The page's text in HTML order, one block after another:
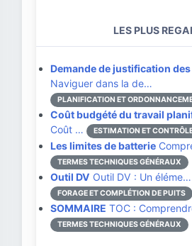
LES PLUS
Demande de justification
Naviguer dans la de…
PLANIFICATION ET
Coût budgété du travail
Coût …
ESTIMATION ET
Les limites de batterie
TERMES TECHNIQUES GÉNÉRAUX
Outil DV Outil DV : Un éléme…
FORAGE ET COMPLÉTION DE PUITS
SOMMAIRE TOC :
TERMES TECHNIQUES GÉNÉRAUX